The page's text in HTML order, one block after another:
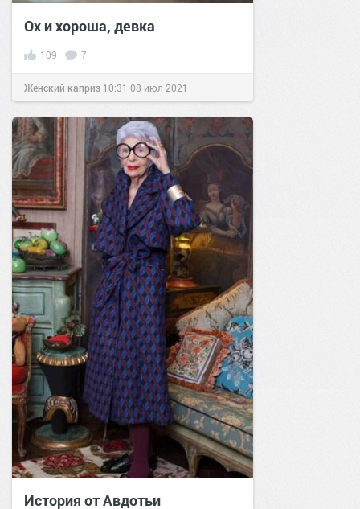
Ох и хороша, девка
109 7
Женский каприз 10:31 08 июл 2021
История от Авдотьи